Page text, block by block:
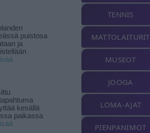
puistosa
ja
kesällä
paikassa
TENNIS
MATTOLAITURIT
MUSEOT
JOOGA
LOMA-AJAT
PIENPANIMOT